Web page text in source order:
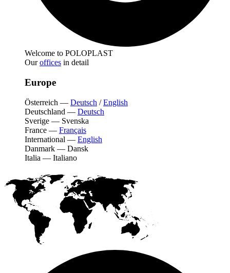
Welcome to POLOPLAST
Ouroffices in detail
Europe
Österreich — Deutsch /English
Deutschland — Deutsch
Sverige — Svenska
France — Français
International — English
Danmark — Dansk
Italia — Italiano